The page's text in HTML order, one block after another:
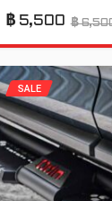
฿5,500 ฿
SALE